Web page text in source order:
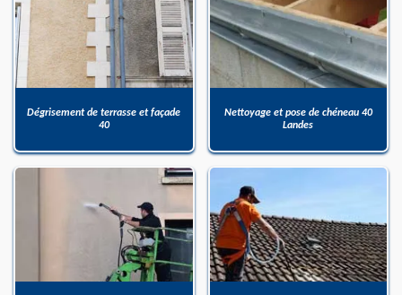
Dégrisement de terrasse et façade
40
Nettoyage et pose de chéneau 40
Landes